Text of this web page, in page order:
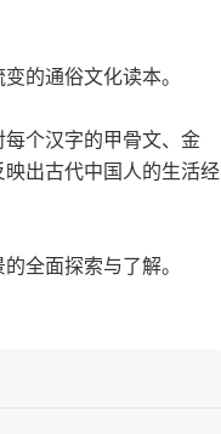
的通俗文化读本。
个汉字的甲骨文、金
出古代中国人的生活经
全面探索与了解。